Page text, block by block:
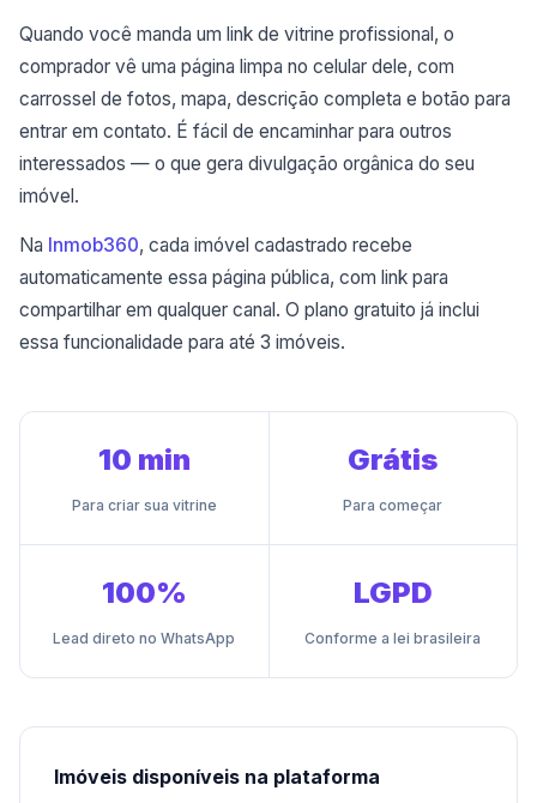
Quando você manda um link de vitrine profissional, o
comprador vê uma página limpa no celular dele, com
carrossel de fotos, mapa, descrição completa e botão para
entrar em contato. É fácil de encaminhar para outros
interessados — o que gera divulgação orgânica do seu
imóvel.
Na Inmob360, cada imóvel cadastrado recebe
automaticamente essa página pública, com link para
compartilhar em qualquer canal. O plano gratuito já inclui
essa funcionalidade para até 3 imóveis.
10 min
Para criar sua vitrine
Grátis
Para começar
100%
Lead direto no WhatsApp
LGPD
Conforme a lei brasileira
Imóveis disponíveis na plataforma